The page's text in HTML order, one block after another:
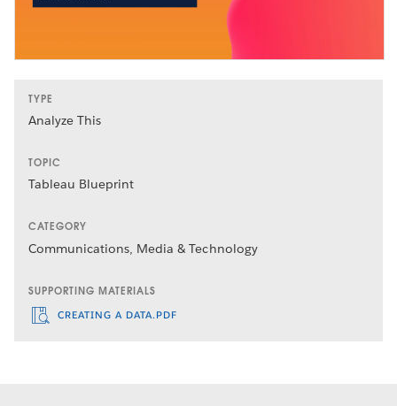
TYPE
Analyze This
TOPIC
Tableau Blueprint
CATEGORY
Communications, Media & Technology
SUPPORTING MATERIALS
CREATING A DATA.PDF